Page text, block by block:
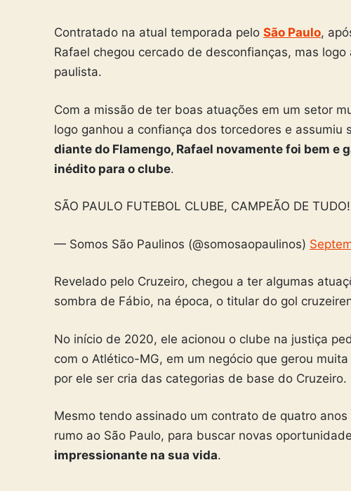
Contratado na atual temporada pelo São Paulo,
Rafael chegou cercado de desconfianças, mas
paulista.
Com a missão de ter boas atuações em um setor
logo ganhou a confiança dos torcedores e assumiu
diante do Flamengo, Rafael novamente foi bem e
inédito para o clube.
SÃO PAULO FUTEBOL CLUBE, CAMPEÃO DE
— Somos São Paulinos (@somosaopaulinos)
Revelado pelo Cruzeiro, chegou a ter algumas
sombra de Fábio, na época, o titular do gol
No início de 2020, ele acionou o clube na justiça
com o Atlético-MG, em um negócio que gerou
por ele ser cria das categorias de base do Cruzeiro.
Mesmo tendo assinado um contrato de quatro anos
rumo ao São Paulo, para buscar novas
impressionante na sua vida.